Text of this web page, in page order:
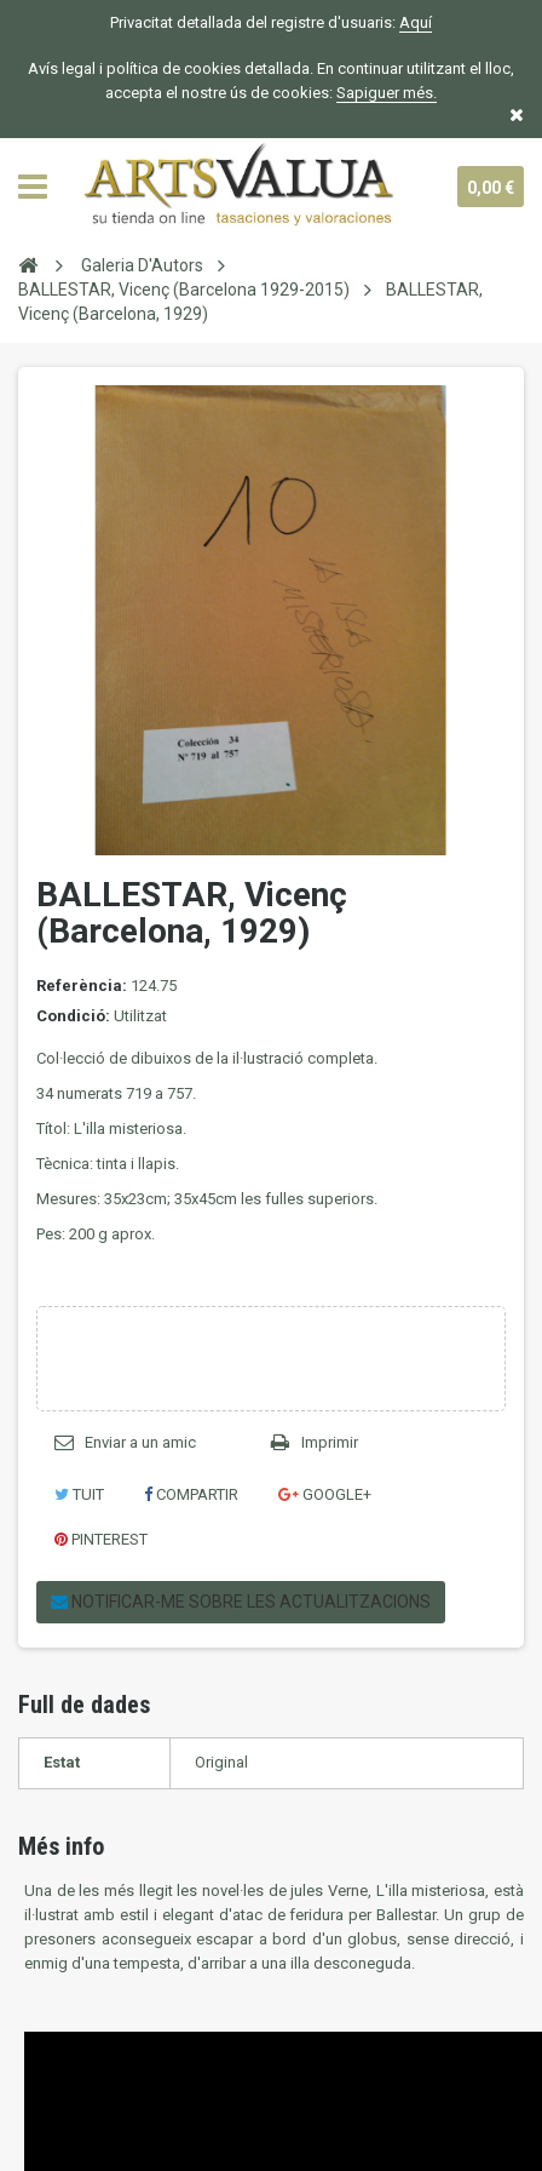
Privacitat detallada del registre d'usuaris: Aquí
Avís legal i política de cookies detallada. En continuar utilitzant el lloc,
accepta el nostre ús de cookies: Sapiguer més.
0,00 €
Galeria D'Autors
BALLESTAR, Vicenç (Barcelona 1929-2015)
BALLESTAR,
Vicenç (Barcelona, 1929)
BALLESTAR, Vicenç
(Barcelona, 1929)
Referència: 124.75
Condició: Utilitzat
Col·lecció de dibuixos de la il·lustració completa.
34 numerats 719 a 757.
Títol: L'illa misteriosa.
Tècnica: tinta i llapis.
Mesures: 35x23cm; 35x45cm les fulles superiors.
Pes: 200 g aprox.
Enviar a un amic Imprimir
TUIT COMPARTIR GOOGLE+
PINTEREST
NOTIFICAR-ME SOBRE LES ACTUALITZACIONS
Full de dades
Estat Original
Més info
Una de les més llegit les novel·les de jules Verne, L'illa misteriosa, està
il·lustrat amb estil i elegant d'atac de feridura per Ballestar. Un grup de
presoners aconsegueix escapar a bord d'un globus, sense direcció, i
enmig d'una tempesta, d'arribar a una illa desconeguda.